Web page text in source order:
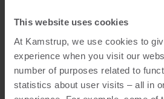
This website uses cookies
At Kamstrup, we use cookies to
experience when you visit our
number of purposes related to
statistics about user visits – all in
hele værdikæden for intelligent
elnetselskaber med at forenkle
effektivt elnet.
Vores arbejde bygger på 25 års
Men det, der virkelig definerer